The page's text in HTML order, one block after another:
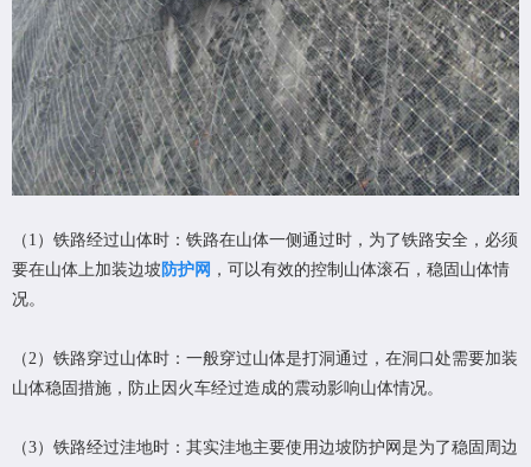
（1）铁路经过山体时：铁路在山体一侧通过时，为了铁路安全，必须
要在山体上加装边坡 防护网 ，可以有效的控制山体滚石，稳固山体情
况。
（2）铁路穿过山体时：一般穿过山体是打洞通过，在洞口处需要加装
山体稳固措施，防止因火车经过造成的震动影响山体情况。
（3）铁路经过洼地时：其实洼地主要使用边坡防护网是为了稳固周边